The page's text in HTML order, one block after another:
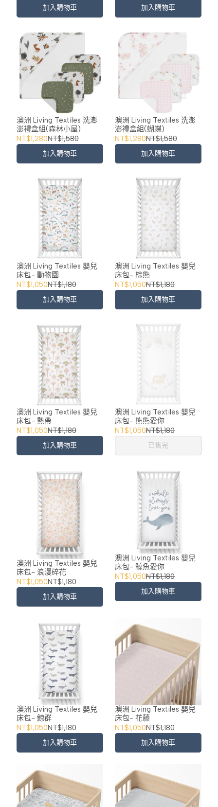
加入購物車 加入購物車
澳洲 Living Textiles 洗澎
澎禮盒組(森林小屋)
NT$1,280NT$1,580
加入購物車
澳洲 Living Textiles 洗澎
澎禮盒組(蝴蝶)
NT$1,280NT$1,580
加入購物車
澳洲 Living Textiles 嬰兒
床包- 動物園
NT$1,050NT$1,180
加入購物車
澳洲 Living Textiles 嬰兒
床包- 棕熊
NT$1,050NT$1,180
加入購物車
澳洲 Living Textiles 嬰兒
床包- 熱帶
NT$1,050NT$1,180
加入購物車
澳洲 Living Textiles 嬰兒
床包- 熊熊愛你
NT$1,050NT$1,180
已售完
澳洲 Living Textiles 嬰兒
床包- 浪漫碎花
NT$1,050NT$1,180
加入購物車
澳洲 Living Textiles 嬰兒
床包- 鯨魚愛你
NT$1,050NT$1,180
加入購物車
澳洲 Living Textiles 嬰兒
床包- 鯨群
NT$1,050NT$1,180
加入購物車
澳洲 Living Textiles 嬰兒
床包- 花藤
NT$1,050NT$1,180
加入購物車